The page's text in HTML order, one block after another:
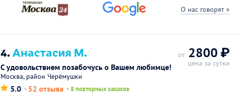
О нас говорят »
4.Анастасия М.
С удовольствием позабочусь о Вашем любимце!
Москва, район Черёмушки
5.0 52 отзыва 8 повторных заказов
от 2800 ₽
цена за сутки